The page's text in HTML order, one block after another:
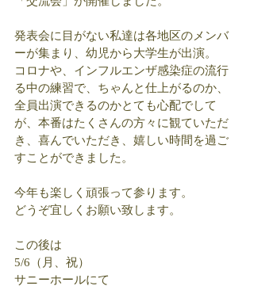
発表会に目がない私達は各地区のメンバ
ーが集まり、幼児から大学生が出演。
コロナや、インフルエンザ感染症の流行
る中の練習で、ちゃんと仕上がるのか、
全員出演できるのかとても心配でして
が、本番はたくさんの方々に観ていただ
き、喜んでいただき、嬉しい時間を過ご
すことができました。
今年も楽しく頑張って参ります。
どうぞ宜しくお願い致します。
この後は
5/6（月、祝）
サニーホールにて